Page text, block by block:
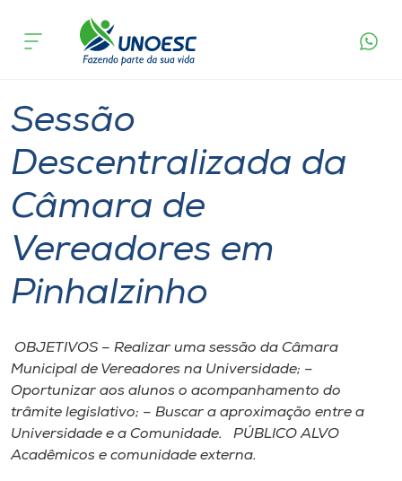
Cursos
Pesquisa
Atendimento ao Estudante
Portal de Ensino
Internacionalização
I.nova
acontece
Sessão
Descentralizada da
Câmara de
Vereadores em
Pinhalzinho
OBJETIVOS – Realizar uma sessão da Câmara
Municipal de Vereadores na Universidade; –
Oportunizar aos alunos o acompanhamento do
trâmite legislativo; – Buscar a aproximação entre a
Universidade e a Comunidade. PÚBLICO ALVO
Acadêmicos e comunidade externa.